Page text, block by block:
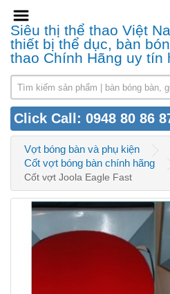
Siêu thị thể thao Việt
thiết bị thể dục, bàn
thao Chính Hãng uy tín
Click Call: 0948 80 86
Vợt bóng bàn và phụ kiện
Cốt vợt bóng bàn chính hãng
Cốt vợt Joola Eagle Fast